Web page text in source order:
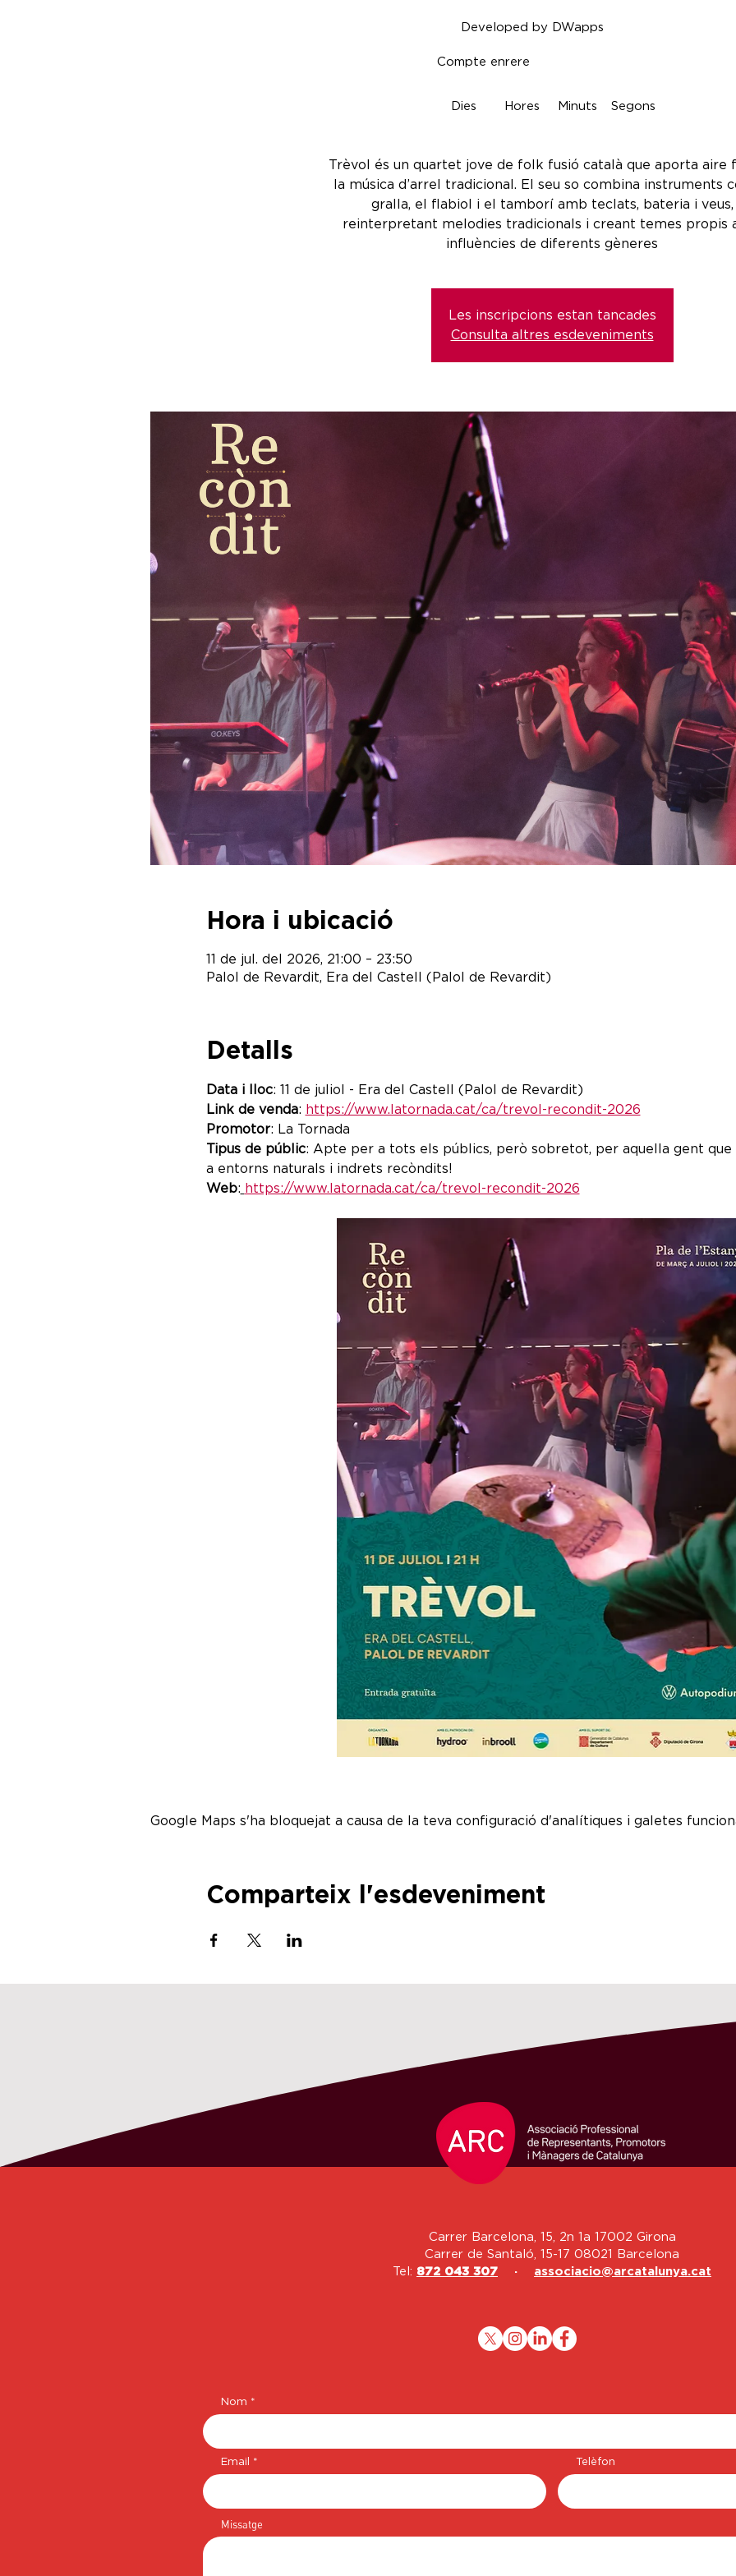
Segons
Minuts
Hores
Dies
Compte enrere
Developed by DWapps
Trèvol és un quartet jove de folk fusió català que aporta aire
la música d’arrel tradicional. El seu so combina instruments
gralla, el flabiol i el tamborí amb teclats, bateria i veus,
reinterpretant melodies tradicionals i creant temes propis
influències de diferents gèneres
Les inscripcions estan tancades
Consulta altres esdeveniments
Hora i ubicació
11 de jul. del 2026, 21:00 – 23:50
Palol de Revardit, Era del Castell (Palol de Revardit)
Detalls
Data i lloc: 11 de juliol - Era del Castell (Palol de Revardit)
Link de venda: https://www.latornada.cat/ca/trevol-recondit-2026
Promotor: La Tornada
Tipus de públic: Apte per a tots els públics, però sobretot, per aquella gent que
a entorns naturals i indrets recòndits!
Web: https://www.latornada.cat/ca/trevol-recondit-2026
Google Maps s'ha bloquejat a causa de la teva configuració d'analítiques i galetes
Comparteix l'esdeveniment
Carrer Barcelona, 15, 2n 1a 17002 Girona
Carrer de Santaló, 15-17 08021 Barcelona
Tel: 872 043 307 · associacio@arcatalunya.cat
Nom
Email Telèfon
Missatge